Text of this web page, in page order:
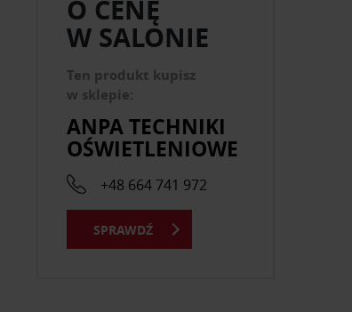
O CENĘ
W SALONIE
Ten produkt kupisz
w sklepie:
ANPA TECHNIKI
OŚWIETLENIOWE
+48 664 741 972
SPRAWDŹ